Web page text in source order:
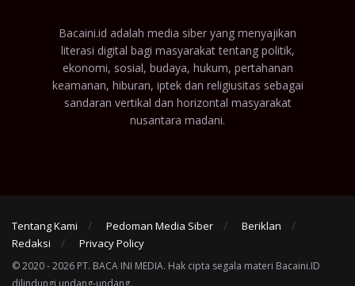
Bacaini.id adalah media siber yang menyajikan
literasi digital bagi masyarakat tentang politik,
ekonomi, sosial, budaya, hukum, pertahanan
keamanan, hiburan, iptek dan religiusitas sebagai
sandaran vertikal dan horizontal masyarakat
nusantara madani.
Tentang Kami Pedoman Media Siber
Beriklan
Redaksi
Privacy Policy
© 2020 - 2026 PT. BACA INI MEDIA. Hak cipta segala materi Bacaini.ID
dilindungi undang-undang.